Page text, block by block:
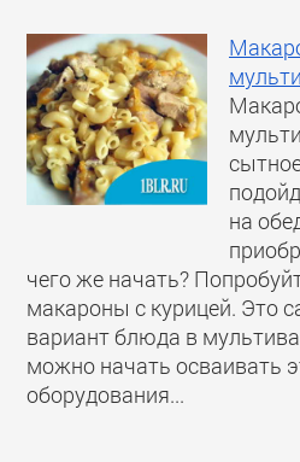
на
чего же начать?
макароны с курицей. Это
вариант блюда в
можно начать осваивать
оборудования...